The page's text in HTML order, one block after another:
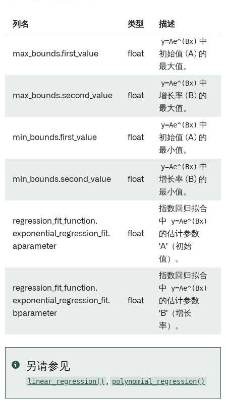
列名 类型 描述
max_bounds.first_value float
y=Ae^(Bx) 中
初始值 (A) 的
最大值。
max_bounds.second_value float
y=Ae^(Bx) 中
增长率 (B) 的
最大值。
min_bounds.first_value float
y=Ae^(Bx) 中
初始值 (A) 的
最小值。
min_bounds.second_value float
y=Ae^(Bx) 中
增长率 (B) 的
最小值。
regression_fit_function.
exponential_regression_fit.
aparameter
float
指数回归拟合
中
y=Ae^(Bx)
的估计参数
‘A’（初始
值）。
regression_fit_function.
exponential_regression_fit.
bparameter
float
指数回归拟合
中
y=Ae^(Bx)
的估计参数
‘B’（增长
率）。
另请参见
linear_regression() , polynomial_regression()